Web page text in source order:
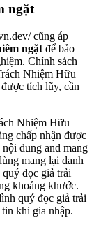
ngặt
cũng áp
ngặt để bảo
Chính sách
Nhiệm Hữu
tích lũy, cần
Nhiệm Hữu
chấp nhận được
dung and mang
mang lại danh
đọc giả trải
khoảng khước.
quý đọc giả trải
khi gia nhập.